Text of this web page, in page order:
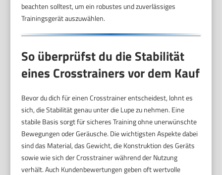
beachten solltest, um ein robustes und zuverlässiges
Trainingsgerät auszuwählen.
So überprüfst du die Stabilität
eines Crosstrainers vor dem Kauf
Bevor du dich für einen Crosstrainer entscheidest, lohnt es
sich, die Stabilität genau unter die Lupe zu nehmen. Eine
stabile Basis sorgt für sicheres Training ohne unerwünschte
Bewegungen oder Geräusche. Die wichtigsten Aspekte dabei
sind das Material, das Gewicht, die Konstruktion des Geräts
sowie wie sich der Crosstrainer während der Nutzung
verhält. Auch Kundenbewertungen geben oft wertvolle